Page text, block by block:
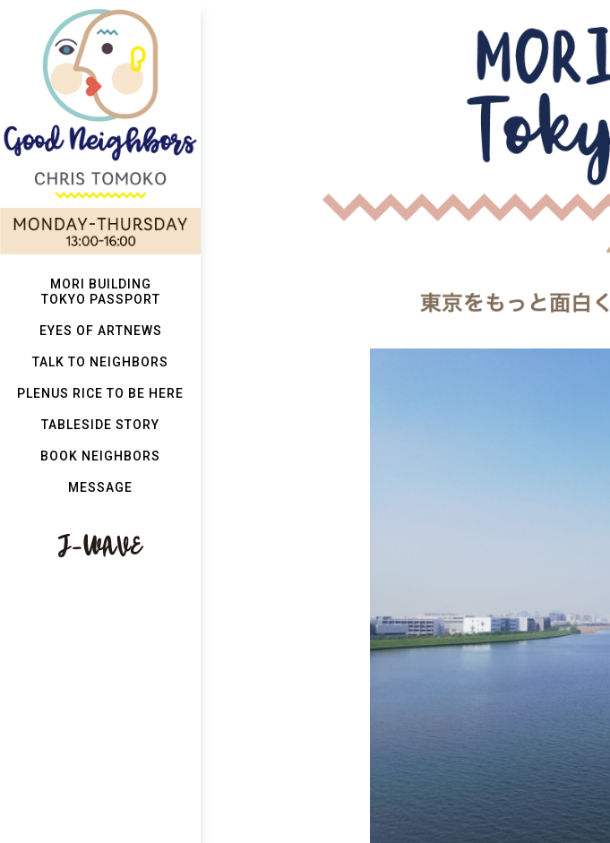
MORI BUILDING
TOKYO PASSPORT
EYES OF ARTNEWS
TALK TO NEIGHBORS
PLENUS RICE TO BE HERE
TABLESIDE STORY
BOOK NEIGHBORS
MESSAGE